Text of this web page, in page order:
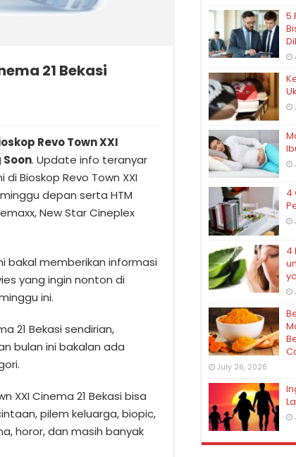
21 Bekasi
Revo Town XXI
Soon. Update info teranyar
Bioskop Revo Town XXI
depan serta HTM
New Star Cineplex
bakal memberikan informasi
yang ingin nonton di
ini.
21 Bekasi sendirian,
bulan ini bakalan ada
XXI Cinema 21 Bekasi bisa
pilem keluarga, biopic,
horor, dan masih banyak
5
4
4
July 26, 2026